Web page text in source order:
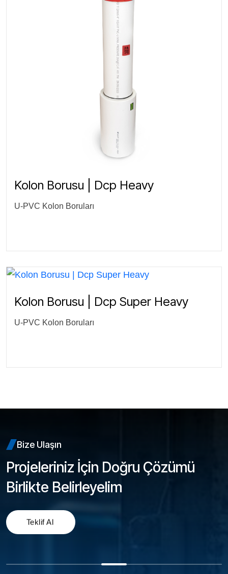
Kolon Borusu | Dcp Heavy
U-PVC Kolon Boruları
Kolon Borusu | Dcp Super Heavy
U-PVC Kolon Boruları
Bize Ulaşın
Projeleriniz İçin Doğru Çözümü
Birlikte Belirleyelim